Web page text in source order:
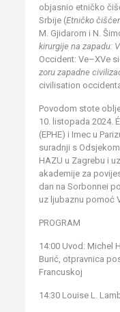
objasnio etničko
Srbije (Etničko
M. Gjidarom i N.
kirurgije na zapadu:
Occident: Ve–XVe
zoru zapadne
civilisation
Povodom stote
10. listopada 2024.
(EPHE) i Imec u
suradnji s
HAZU u Zagrebu i
akademije za
dan na Sorbonnei
uz ljubaznu pomoć
PROGRAM
14:00 Uvod: Michel
Burić, otpravnica
Francuskoj
14:30 Louise L.